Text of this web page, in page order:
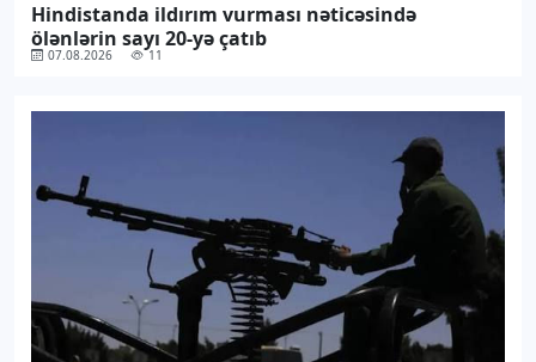
Hindistanda ildırım vurması nəticəsində
ölənlərin sayı 20-yə çatıb
07.08.2026 11